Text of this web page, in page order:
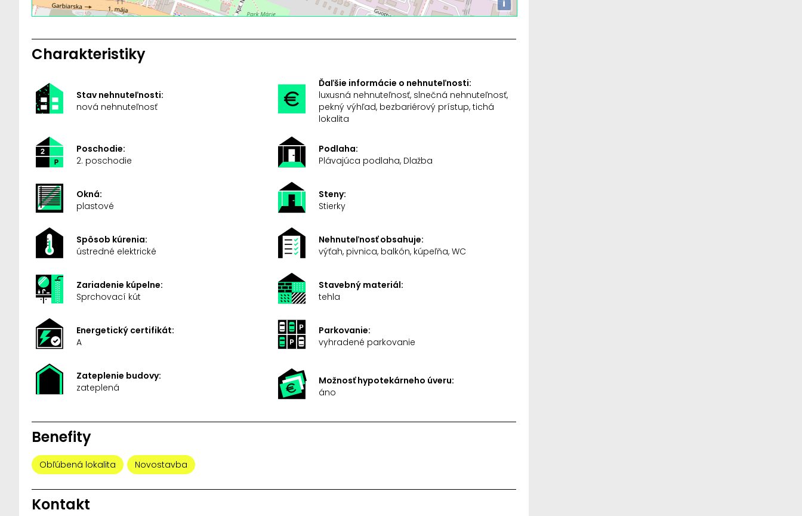
i
Charakteristiky
Stav nehnuteľnosti:
nová nehnuteľnosť
Ďaľšie informácie o nehnuteľnosti:
luxusná nehnuteľnosť, slnečná nehnuteľnosť,
pekný výhľad, bezbariérový prístup, tichá
lokalita
Poschodie:
2. poschodie
Podlaha:
Plávajúca podlaha, Dlažba
Okná:
plastové
Steny:
Stierky
Spôsob kúrenia:
ústredné elektrické
Nehnuteľnosť obsahuje:
výťah, pivnica, balkón, kúpeľňa, WC
Zariadenie kúpelne:
Sprchovací kút
Stavebný materiál:
tehla
Energetický certifikát:
A
Parkovanie:
vyhradené parkovanie
Zateplenie budovy:
zateplená
Možnosť hypotekárneho úveru:
áno
Benefity
Obľúbená lokalita Novostavba
Kontakt